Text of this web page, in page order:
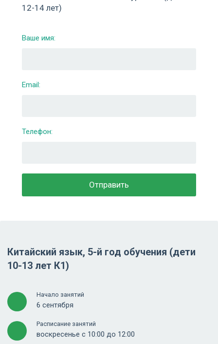
12-14 лет)
Ваше имя:
Email:
Телефон:
Китайский язык, 5-й год обучения (дети
10-13 лет К1)
Начало занятий
6 сентября
Расписание занятий
воскресенье с 10:00 до 12:00